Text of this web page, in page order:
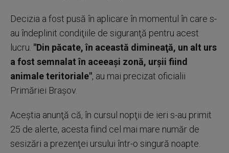
Decizia a fost pusă în aplicare în momentul în care s-
au îndeplinit condiţiile de siguranţă pentru acest
lucru. "Din păcate, în această dimineaţă, un alt urs
a fost semnalat în aceeaşi zonă, urşii fiind
animale teritoriale", au mai precizat oficialii
Primăriei Braşov.
Aceştia anunţă că, în cursul nopţii de ieri s-au primit
25 de alerte, acesta fiind cel mai mare număr de
sesizări a prezenţei ursului într-o singură noapte.